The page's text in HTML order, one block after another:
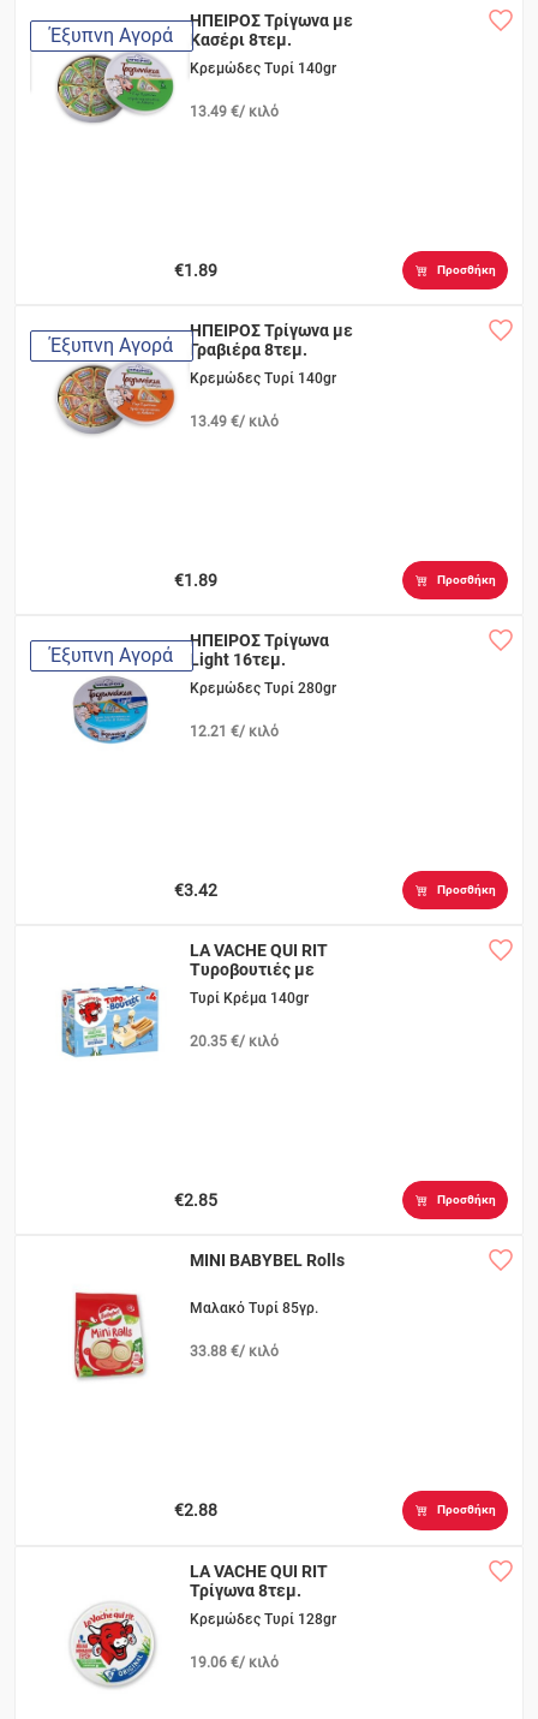
Έξυπνη Αγορά
ΗΠΕΙΡΟΣ Τρίγωνα με
Κασέρι 8τεμ.
Κρεμώδες Τυρί 140gr
13.49 €/ κιλό
€1.89 Προσθήκη
Έξυπνη Αγορά
ΗΠΕΙΡΟΣ Τρίγωνα με
Γραβιέρα 8τεμ.
Κρεμώδες Τυρί 140gr
13.49 €/ κιλό
€1.89 Προσθήκη
Έξυπνη Αγορά
ΗΠΕΙΡΟΣ Τρίγωνα
Light 16τεμ.
Κρεμώδες Τυρί 280gr
12.21 €/ κιλό
€3.42 Προσθήκη
LA VACHE QUI RIT
Τυροβουτιές με
Κριτσινάκια
Τυρί Κρέμα 140gr
20.35 €/ κιλό
€2.85 Προσθήκη
MINI BABYBEL Rolls
Μαλακό Τυρί 85γρ.
33.88 €/ κιλό
€2.88 Προσθήκη
LA VACHE QUI RIT
Τρίγωνα 8τεμ.
Κρεμώδες Τυρί 128gr
19.06 €/ κιλό